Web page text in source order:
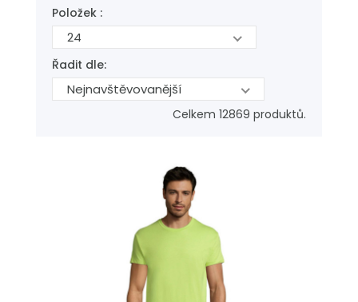
Položek :
24
Řadit dle:
Nejnavštěvovanější
Celkem 12869 produktů.